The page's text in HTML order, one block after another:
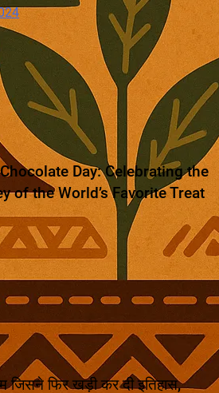
Day: Celebrating the
of the World’s Favorite Treat
फिर खड़ी कर दी इतिहास,